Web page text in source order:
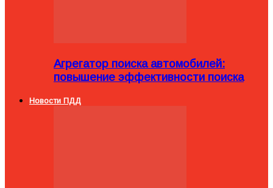
Агрегатор поиска автомобилей:
повышение эффективности поиска
Новости ПДД